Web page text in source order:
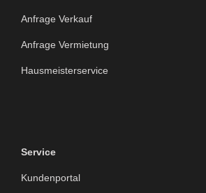
Anfrage Verkauf
Anfrage Vermietung
Hausmeisterservice
Service
Kundenportal